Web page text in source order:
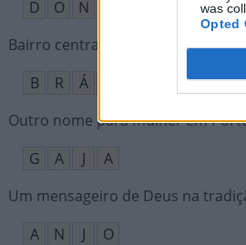
was
Opted
D
O
N
Bairro central de São Paulo;
B
R Á
Outro nome para mulher em
G
A J
A
Um mensageiro de Deus na
A
N J O